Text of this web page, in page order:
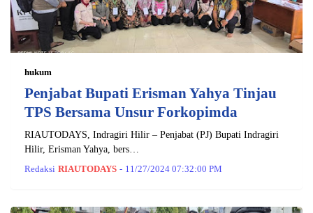
hukum
Penjabat Bupati Erisman Yahya Tinjau
TPS Bersama Unsur Forkopimda
RIAUTODAYS, Indragiri Hilir – Penjabat (PJ) Bupati Indragiri
Hilir, Erisman Yahya, bers…
Redaksi RIAUTODAYS - 11/27/2024 07:32:00 PM